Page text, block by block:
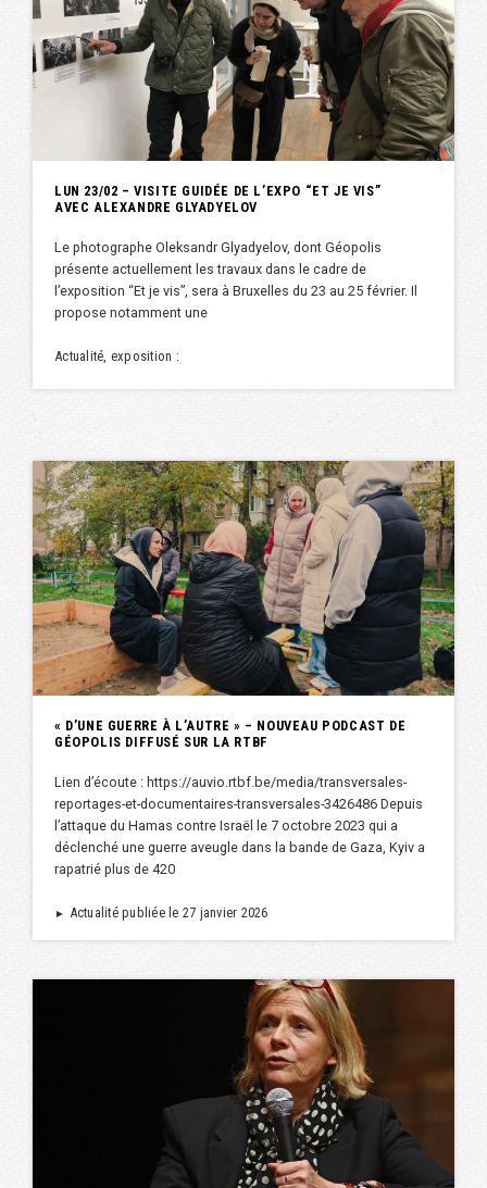
LUN 23/02 – VISITE GUIDÉE DE L’EXPO “ET JE VIS”
AVEC ALEXANDRE GLYADYELOV
Le photographe Oleksandr Glyadyelov, dont Géopolis
présente actuellement les travaux dans le cadre de
l’exposition “Et je vis”, sera à Bruxelles du 23 au 25 février. Il
propose notamment une
Actualité, exposition :
« D’UNE GUERRE À L’AUTRE » – NOUVEAU PODCAST DE
GÉOPOLIS DIFFUSÉ SUR LA RTBF
Lien d’écoute : https://auvio.rtbf.be/media/transversales-
reportages-et-documentaires-transversales-3426486 Depuis
l’attaque du Hamas contre Israël le 7 octobre 2023 qui a
déclenché une guerre aveugle dans la bande de Gaza, Kyiv a
rapatrié plus de 420
► Actualité publiée le 27 janvier 2026